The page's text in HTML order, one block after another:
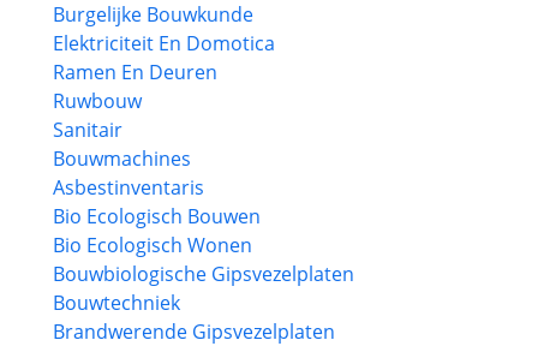
Burgelijke Bouwkunde
Elektriciteit En Domotica
Ramen En Deuren
Ruwbouw
Sanitair
Bouwmachines
Asbestinventaris
Bio Ecologisch Bouwen
Bio Ecologisch Wonen
Bouwbiologische Gipsvezelplaten
Bouwtechniek
Brandwerende Gipsvezelplaten